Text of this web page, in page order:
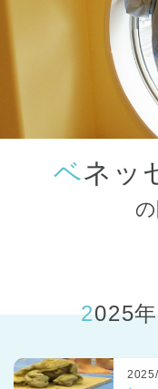
ベネ
2025